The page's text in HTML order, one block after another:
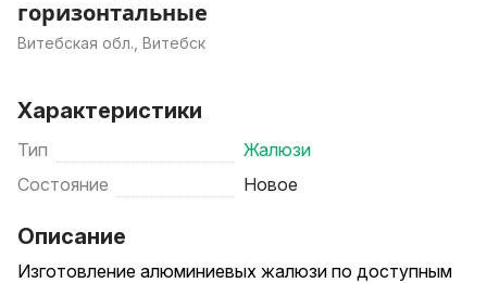
горизонтальные
Витебская обл., Витебск
Характеристики
Тип
Жалюзи
Состояние
Новое
Описание
Изготовление алюминиевых жалюзи по доступным